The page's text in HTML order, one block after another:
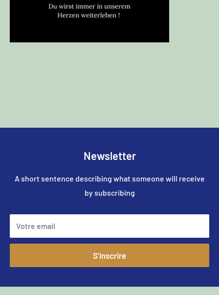
Newsletter
A short sentence describing what someone will receive
by subscribing
Votre email
S'inscrire